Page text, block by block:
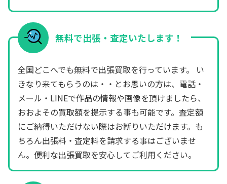
無料で出張・査定いたします！
全国どこへでも無料で出張買取を行っています。 い
きなり来てもらうのは・・とお思いの方は、電話・
メール・LINEで作品の情報や画像を頂けましたら、
おおよその買取額を提示する事も可能です。査定額
にご納得いただけない際はお断りいただけます。も
ちろん出張料・査定料を請求する事はございませ
ん。便利な出張買取を安心してご利用ください。